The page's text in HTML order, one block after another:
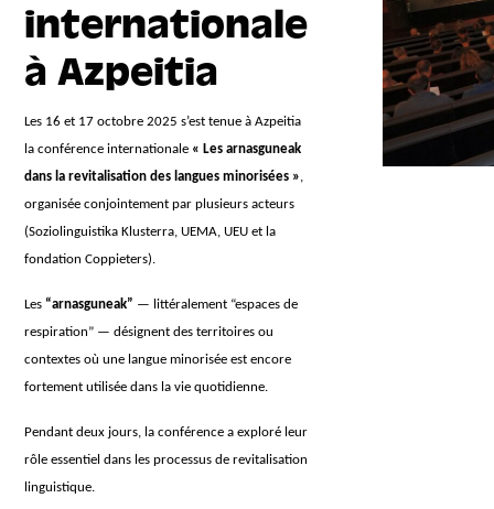
internationale
à Azpeitia
Les 16 et 17 octobre 2025 s’est tenue à Azpeitia
la conférence internationale « Les arnasguneak
dans la revitalisation des langues minorisées »,
organisée conjointement par plusieurs acteurs
(Soziolinguistika Klusterra, UEMA, UEU et la
fondation Coppieters).
Les “arnasguneak” — littéralement “espaces de
respiration” — désignent des territoires ou
contextes où une langue minorisée est encore
fortement utilisée dans la vie quotidienne.
Pendant deux jours, la conférence a exploré leur
rôle essentiel dans les processus de revitalisation
linguistique.